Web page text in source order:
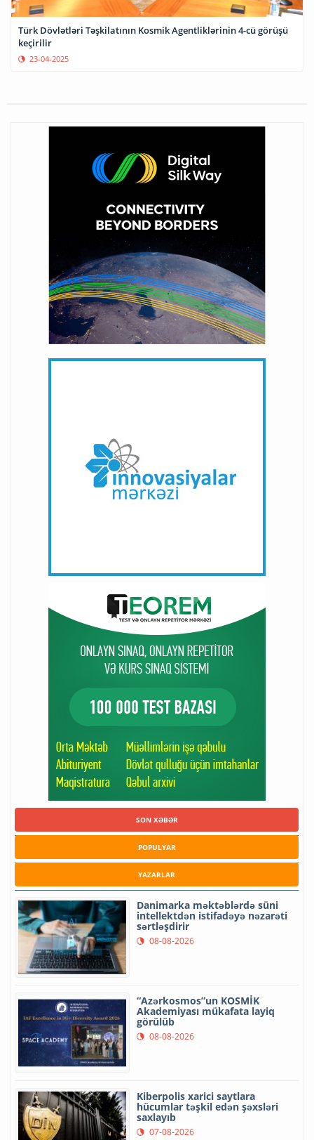
Türk Dövlətləri Təşkilatının Kosmik Agentliklərinin 4-cü görüşü
keçirilir
23-04-2025
SON XƏBƏR
POPULYAR
YAZARLAR
Danimarka məktəblərdə süni
intellektdən istifadəyə nəzarəti
sərtləşdirir
08-08-2026
“Azərkosmos”un KOSMİK
Akademiyası mükafata layiq
görülüb
08-08-2026
Kiberpolis xarici saytlara
hücumlar təşkil edən şəxsləri
saxlayıb
07-08-2026